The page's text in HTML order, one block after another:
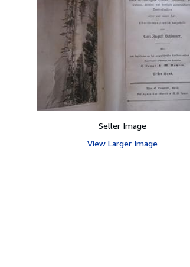
Seller Image
View Larger Image